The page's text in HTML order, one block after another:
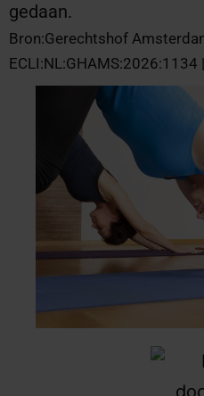
gedaan.
Bron:Gerechtshof